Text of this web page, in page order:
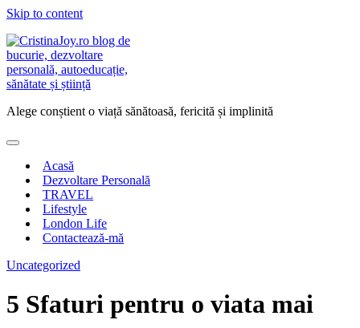
Skip to content
Alege conștient o viață sănătoasă, fericită și implinită
Acasă
Dezvoltare Personală
TRAVEL
Lifestyle
London Life
Contactează-mă
Uncategorized
5 Sfaturi pentru o viata mai